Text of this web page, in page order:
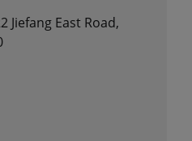
Jiefang East Road,